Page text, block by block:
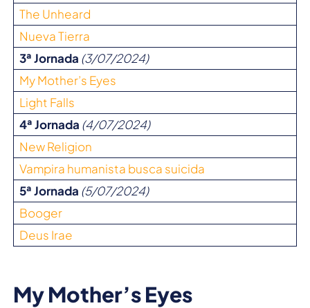
The Unheard
Nueva Tierra
3ª Jornada (3/07/2024)
My Mother’s Eyes
Light Falls
4ª Jornada (4/07/2024)
New Religion
Vampira humanista busca suicida
5ª Jornada (5/07/2024)
Booger
Deus Irae
My Mother’s Eyes